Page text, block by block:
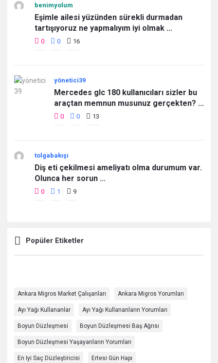
benimyolum
Eşimle ailesi yüzünden sürekli durmadan
tartışıyoruz ne yapmalıyım iyi olmak ...
0 0 16
yönetici39
Mercedes glc 180 kullanıcıları sizler bu
araçtan memnun musunuz gerçekten? ...
0 0 13
tolgabakışı
Diş eti çekilmesi ameliyatı olma durumum var.
Olunca her sorun ...
0 1 9
Popüler Etiketler
Ankara Migros Market Çalışanları Ankara Migros Yorumları
Ayı Yağı Kullananlar Ayı Yağı Kullananların Yorumları
Boyun Düzleşmesi Boyun Düzleşmesi Baş Ağrısı
Boyun Düzleşmesi Yaşayanların Yorumları
En Iyi Saç Düzleştiricisi Ertesi Gün Hapı